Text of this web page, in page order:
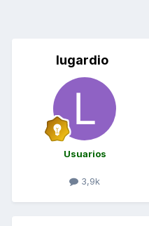
lugardio
Usuarios
3,9k